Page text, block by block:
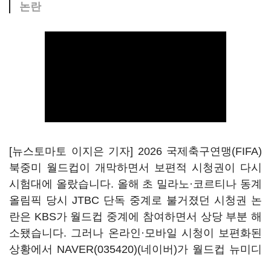
논란
[뉴스토마토 이지은 기자] 2026 국제축구연맹(FIFA)
북중미 월드컵이 개막하면서 보편적 시청권이 다시
시험대에 올랐습니다. 올해 초 밀라노·코르티나 동계
올림픽 당시 JTBC 단독 중계로 불거졌던 시청권 논
란은 KBS가 월드컵 중계에 참여하면서 상당 부분 해
소됐습니다. 그러나 온라인·모바일 시청이 보편화된
상황에서 NAVER(035420)(네이버)가 월드컵 뉴미디